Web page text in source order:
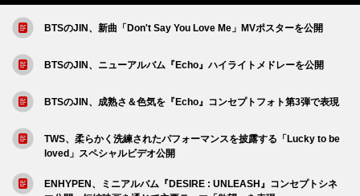
BTSのJIN、新曲「Don't Say You Love Me」MVポスターを公開
BTSのJIN、ニューアルバム『Echo』ハイライトメドレーを公開
BTSのJIN、成熟さ＆色気を『Echo』コンセプトフォト第3弾で表現
TWS、柔らかく洗練されたパフォーマンスを披露する「Lucky to be
loved」スペシャルビデオ公開
ENHYPEN、ミニアルバム『DESIRE : UNLEASH』コンセプトシネ